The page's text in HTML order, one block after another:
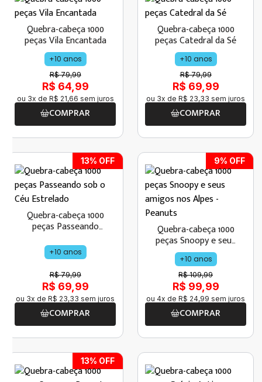
Quebra-cabeça 1000
peças Vila Encantada
+10 anos
R$ 79,99
R$ 64,99
ou 3x de R$ 21,66 sem juros
COMPRAR
Quebra-cabeça 1000
peças Catedral da Sé
+10 anos
R$ 79,99
R$ 69,99
ou 3x de R$ 23,33 sem juros
COMPRAR
13% OFF
Quebra-cabeça 1000
peças Passeando
+10 anos
R$ 79,99
R$ 69,99
ou 3x de R$ 23,33 sem juros
COMPRAR
9% OFF
Quebra-cabeça 1000
peças Snoopy e seus
amigos nos Alpes -
Peanuts
+10 anos
R$ 109,99
R$ 99,99
ou 4x de R$ 24,99 sem juros
COMPRAR
13% OFF